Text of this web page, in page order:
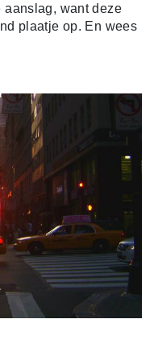
aanslag, want deze
plaatje op. En wees